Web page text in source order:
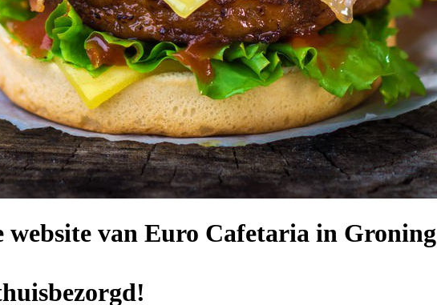
website van Euro Cafetaria in